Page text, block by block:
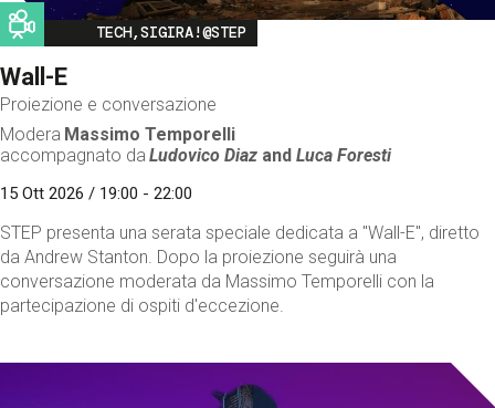
Image
TECH,SIGIRA!@STEP
Wall-E
Proiezione e conversazione
Modera Massimo Temporelli
accompagnato da Ludovico Diaz andLuca Foresti
15 Ott 2026 / 19:00 - 22:00
STEP presenta una serata speciale dedicata a "Wall-E", diretto
da Andrew Stanton. Dopo la proiezione seguirà una
conversazione moderata da Massimo Temporelli con la
partecipazione di ospiti d'eccezione.